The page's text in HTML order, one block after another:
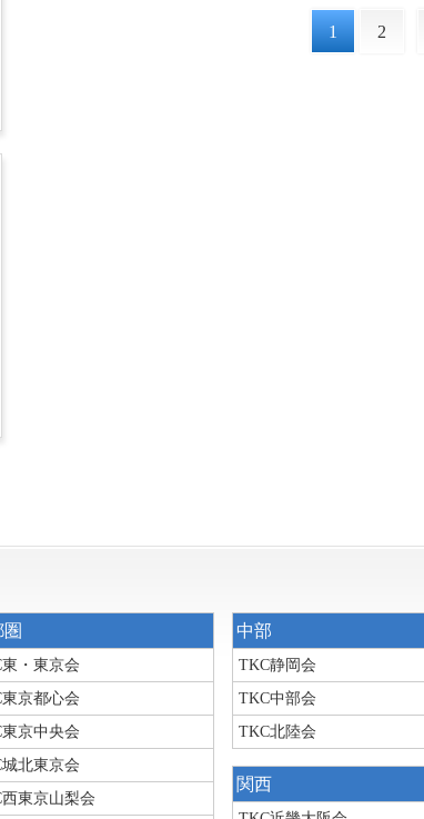
1 2
・東京会
京都心会
京中央会
北東京会
東京山梨会
中部
TKC静岡会
TKC中部会
TKC北陸会
関西